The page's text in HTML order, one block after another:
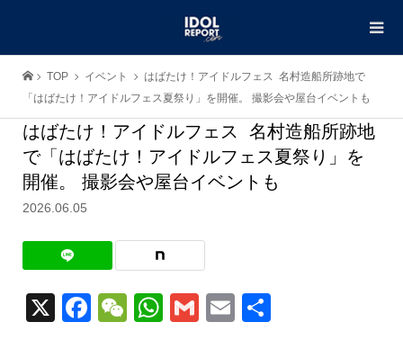
TOP イベント
はばたけ！アイドルフェス 名村造船所跡地で
「はばたけ！アイドルフェス夏祭り」を開催。 撮影会や屋台イベントも
はばたけ！アイドルフェス 名村造船所跡地
で「はばたけ！アイドルフェス夏祭り」を
開催。 撮影会や屋台イベントも
2026.06.05
X Facebook
WeChat
WhatsApp
GmailEmail